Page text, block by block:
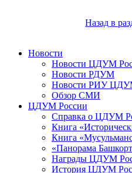
Назад в
Новости
Новости ЦДУМ
Новости РДУМ
Новости РИУ
Обзор СМИ
ЦДУМ России
Справка о ЦДУМ
Книга
Книга
«Панорама
Награды ЦДУМ
История ЦДУМ